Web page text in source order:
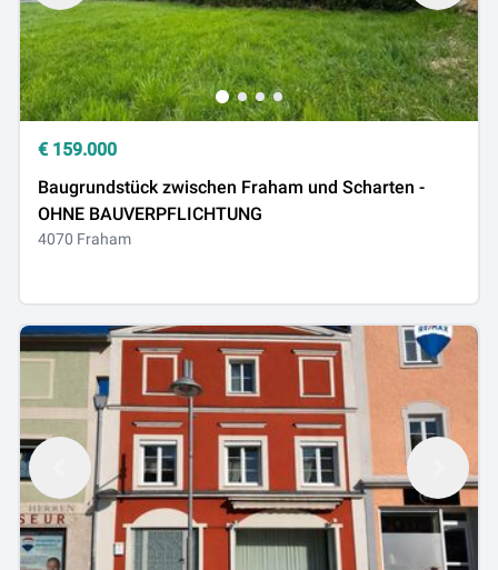
€ 159.000
Baugrundstück zwischen Fraham und Scharten -
OHNE BAUVERPFLICHTUNG
4070 Fraham